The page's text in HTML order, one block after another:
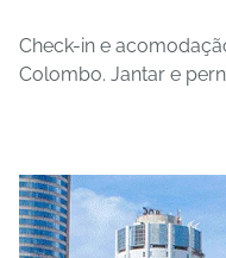
Check-in e
Colombo. Jantar e